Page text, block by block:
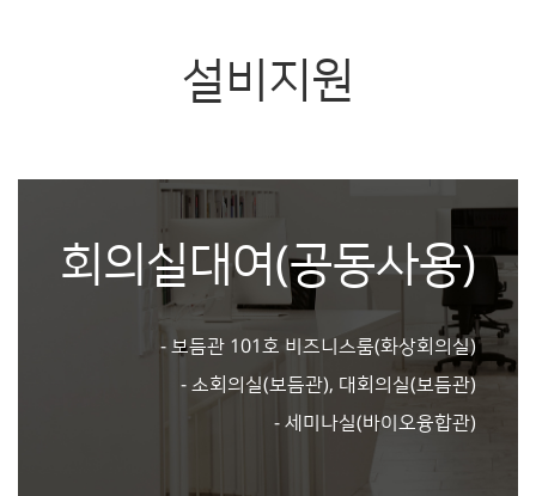
설비지원
회의실대여(공동사용)
- 보듬관 101호 비즈니스룸(화상회의실)
- 소회의실(보듬관), 대회의실(보듬관)
- 세미나실(바이오융합관)